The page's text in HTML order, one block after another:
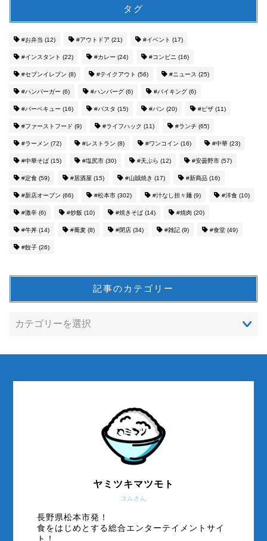
タグ
#お弁当 (12) #アウトドア (21) #イベント (17)
#インスタント (22) #カレー (24) #コンビニ (16)
#セブンイレブン (8) #テイクアウト (56) #ニュース (25)
#ハンバーガー (6) #ハンバーグ (6) #バイキング (6)
#バーベキュー (16) #パスタ (15) #パン (20) #ピザ (11)
#ファーストフード (9) #ライフハック (11) #ランチ (65)
#ラーメン (72) #レストラン (8) #ワンコイン (16) #中華 (23)
#中華そば (15) #塩尻市 (30) #天ぷら (12) #安曇野市 (57)
#定食 (59) #居酒屋 (15) #山賊焼き (17) #新商品 (16)
#新店オープン (66) #松本市 (302) #汁なし担々麺 (9) #洋食 (10)
#激辛 (6) #炒飯 (10) #焼きそば (14) #焼肉 (20)
#牛丼 (14) #蕎麦 (8) #閉店 (34) #雑記 (9) #食堂 (49)
#餃子 (26)
記事のカテゴリー
コムさん
ヤミツキマツモト
長野県松本市発！
食をはじめとする総合エンターテイメントサイ
ト！